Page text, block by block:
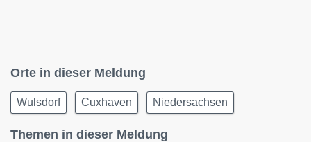
Orte in dieser Meldung
Wulsdorf Cuxhaven Niedersachsen
Themen in dieser Meldung